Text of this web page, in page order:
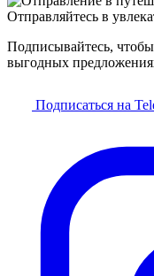
Отправляйтесь в
Подписывайтесь,
выгодных
Подписаться на